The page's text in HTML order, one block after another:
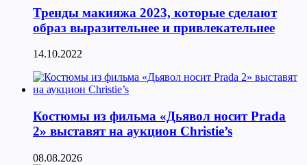
Тренды макияжа 2023, которые сделают
образ выразительнее и привлекательнее
14.10.2022
Костюмы из фильма «Дьявол носит Prada
2» выставят на аукцион Christie’s
08.08.2026